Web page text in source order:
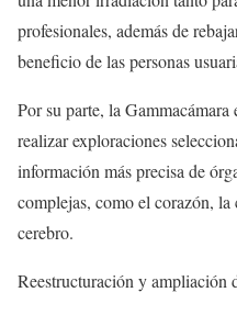
profesionales, además de
beneficio de las personas
Por su parte, la
realizar exploraciones
información más precisa de
complejas, como el corazón,
cerebro.
Reestructuración y ampliación